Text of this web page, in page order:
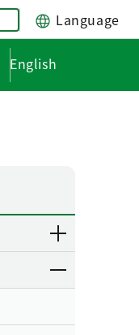
Language
English